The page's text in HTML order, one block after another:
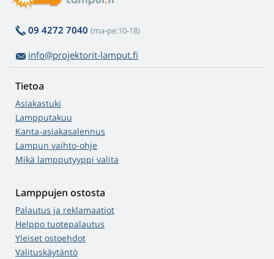
09 4272 7040 (ma-pe:10-18)
info@projektorit-lamput.fi
Tietoa
Asiakastuki
Lampputakuu
Kanta-asiakasalennus
Lampun vaihto-ohje
Mikä lampputyyppi valita
Lamppujen ostosta
Palautus ja reklamaatiot
Helppo tuotepalautus
Yleiset ostoehdot
Valituskäytäntö